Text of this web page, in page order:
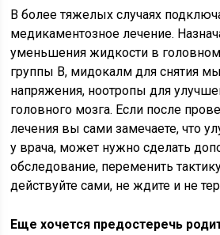
В более тяжелых случаях
медикаментозное лечение.
уменьшения жидкости в
группы В, мидокалм для снятия
напряжения, ноотропы для
головного мозга. Если после
лечения вы сами замечаете, что
у врача, может нужно сделать
обследование, переменить
действуйте сами, не ждите и не
Еще хочется предостеречь